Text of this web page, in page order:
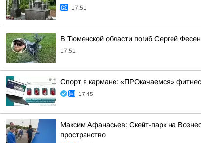
17:51
В Тюменской области погиб Сергей
17:51
Спорт в кармане: «ПРОкачаемся»
17:45
Максим Афанасьев: Скейт-парк на
пространство